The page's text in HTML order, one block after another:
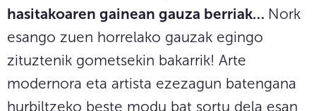
hasitakoaren gainean gauza berriak… Nork
esango zuen horrelako gauzak egingo
zituztenik gometsekin bakarrik! Arte
modernora eta artista ezezagun batengana
hurbiltzeko beste modu bat sortu dela esan